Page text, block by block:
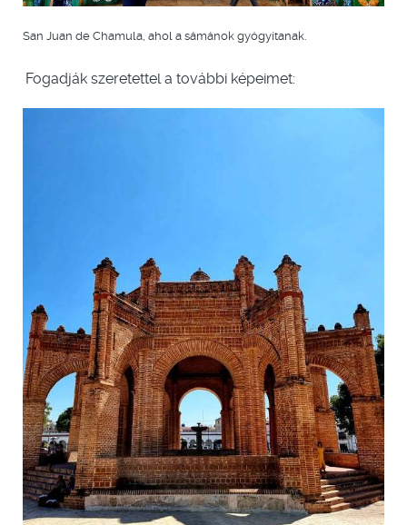
San Juan de Chamula, ahol a sámánok gyógyítanak.
Fogadják szeretettel a további képeimet: